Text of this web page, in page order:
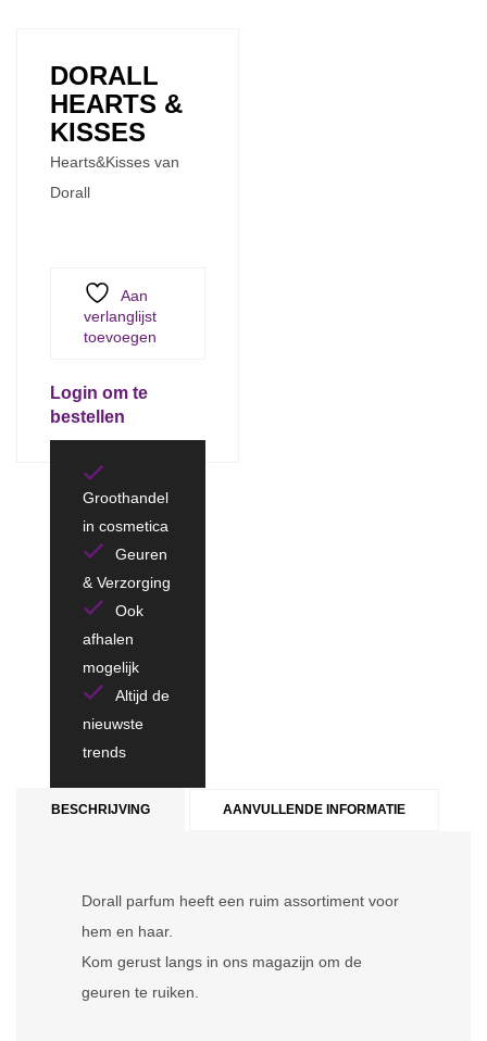
DORALL
HEARTS &
KISSES
Hearts&Kisses van
Dorall
Aan
verlanglijst
toevoegen
Login om te
bestellen
Groothandel
in cosmetica
Geuren
& Verzorging
Ook
afhalen
mogelijk
Altijd de
nieuwste
trends
BESCHRIJVING AANVULLENDE INFORMATIE
Dorall parfum heeft een ruim assortiment voor
hem en haar.
Kom gerust langs in ons magazijn om de
geuren te ruiken.